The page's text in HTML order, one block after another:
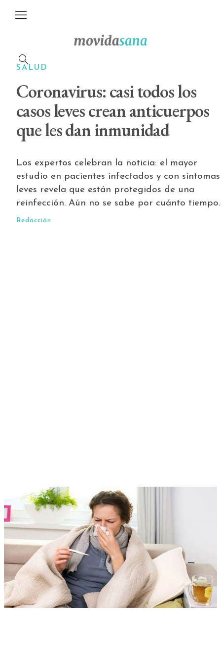
SALUD
Coronavirus: casi todos los
casos leves crean anticuerpos
que les dan inmunidad
Los expertos celebran la noticia: el mayor
estudio en pacientes infectados y con síntomas
leves revela que están protegidos de una
reinfección. Aún no se sabe por cuánto tiempo.
Redacción